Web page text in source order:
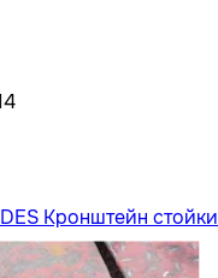
Кронштейн стойки